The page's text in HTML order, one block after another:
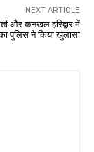
NEXT ARTICLE
और कनखल हरिद्वार में
पुलिस ने किया खुलासा